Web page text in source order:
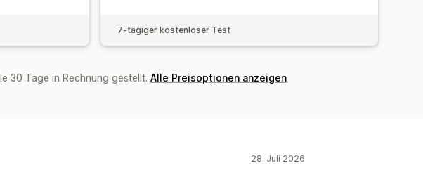
7-tägiger kostenloser Test
30 Tage in Rechnung gestellt. Alle Preisoptionen anzeigen
28. Juli 2026